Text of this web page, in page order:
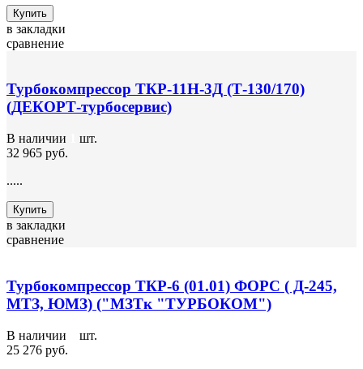
Купить
в закладки
сравнение
Турбокомпрессор ТКР-11Н-3Д (Т-130/170)
(ДЕКОРТ-турбосервис)
В наличии
шт.
32 965 руб.
.....
Купить
в закладки
сравнение
Турбокомпрессор ТКР-6 (01.01) ФОРС ( Д-245,
МТЗ, ЮМЗ) ("МЗТк "ТУРБОКОМ")
В наличии
шт.
25 276 руб.